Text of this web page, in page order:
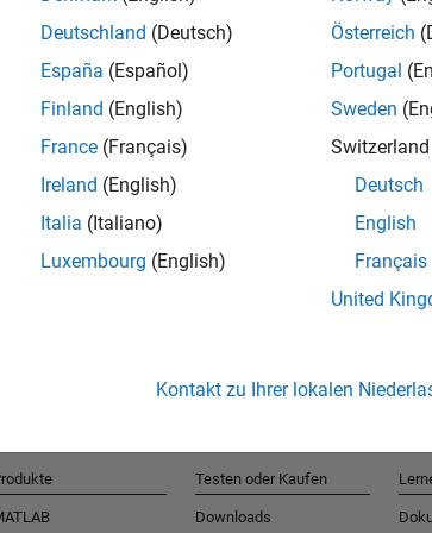
Deutschland (Deutsch)
España (Español)
Finland (English)
France (Français)
Ireland (English)
Italia (Italiano)
Luxembourg (English)
Österreich
Portugal
Sweden
Switzerland
Deutsch
English
Français
United
Kontakt zu Ihrer lokalen
Testen oder Kaufen
Downloads